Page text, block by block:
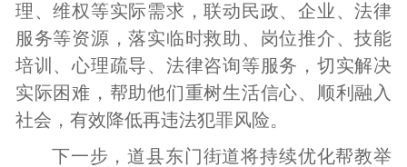
理、维权等实际需求，联动民政、企业、法律
服务等资源，落实临时救助、岗位推介、技能
培训、心理疏导、法律咨询等服务，切实解决
实际困难，帮助他们重树生活信心、顺利融入
社会，有效降低再违法犯罪风险。
下一步，道县东门街道将持续优化帮教举